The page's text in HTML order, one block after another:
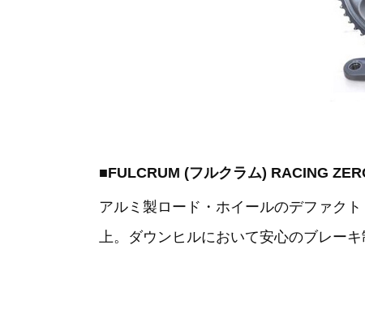
■FULCRUM (フルクラム) RACING
アルミ製ロード・ホイールのデファク
上。ダウンヒルにおいて安心のブレー